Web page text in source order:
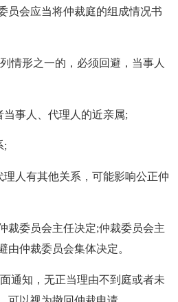
员会应当将仲裁庭的组成情况书
情形之一的，必须回避，当事人
事人、代理人的近亲属;
;
人有其他关系，可能影响公正仲
裁委员会主任决定;仲裁委员会主
由仲裁委员会集体决定。
通知，无正当理由不到庭或者未